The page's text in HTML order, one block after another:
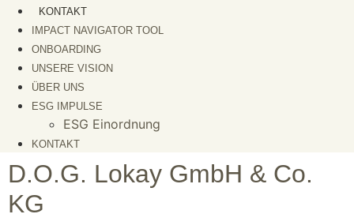
KONTAKT
IMPACT NAVIGATOR TOOL
ONBOARDING
UNSERE VISION
ÜBER UNS
ESG IMPULSE
ESG Einordnung
KONTAKT
D.O.G. Lokay GmbH & Co.
KG